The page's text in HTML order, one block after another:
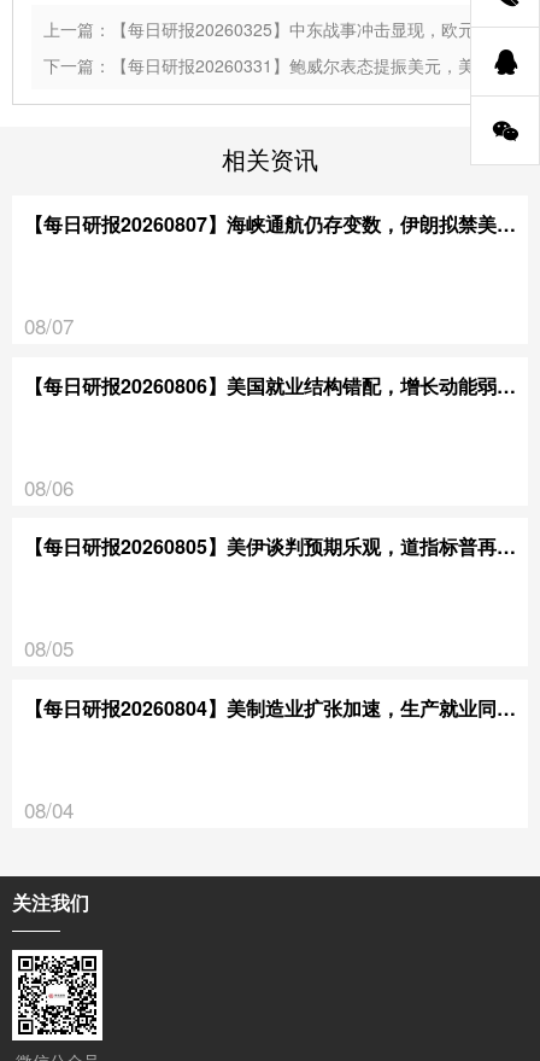
上一篇：【每日研报20260325】中东战事冲击显现，欧元区经济活动放缓
相关资讯
【每日研报20260807】海峡通航仍存变数，伊朗拟禁美以通行
08/07
【每日研报20260806】美国就业结构错配，增长动能弱于预期
08/06
【每日研报20260805】美伊谈判预期乐观，道指标普再创新高
08/05
【每日研报20260804】美制造业扩张加速，生产就业同步走强
08/04
关注我们